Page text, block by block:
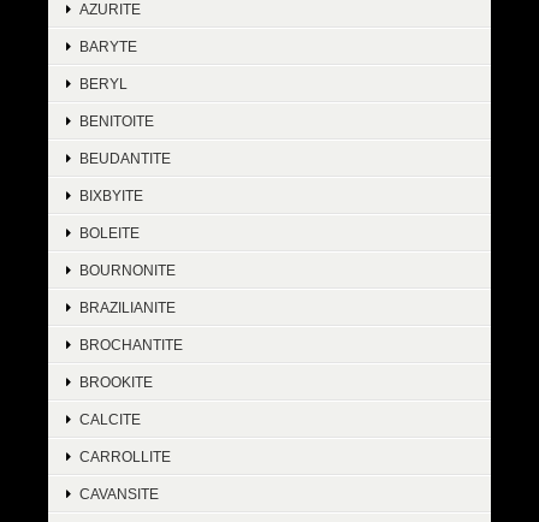
AZURITE
BARYTE
BERYL
BENITOITE
BEUDANTITE
BIXBYITE
BOLEITE
BOURNONITE
BRAZILIANITE
BROCHANTITE
BROOKITE
CALCITE
CARROLLITE
CAVANSITE